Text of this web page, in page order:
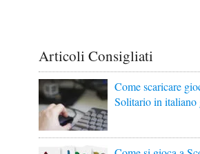
Articoli Consigliati
Come scaricare
Solitario in italiano